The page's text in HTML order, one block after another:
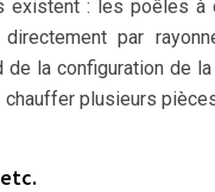
: les poêles à
par
de la configuration de
plusieurs